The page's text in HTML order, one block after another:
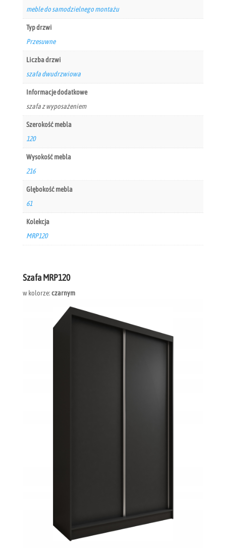
Szafa MRP120
w kolorze:czarnym
meble do samodzielnego montażu
Typ drzwi
Przesuwne
Liczba drzwi
szafa dwudrzwiowa
Informacje dodatkowe
szafa z wyposażeniem
Szerokość mebla
120
Wysokość mebla
216
Głębokość mebla
61
Kolekcja
MRP120